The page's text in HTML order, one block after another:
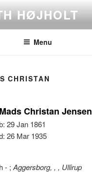
HØJHOLT
Menu
CHRISTAN
Mads Christan Jensen
29 Jan 1861
26 Mar 1935
- ; Aggersborg, , , Ullirup